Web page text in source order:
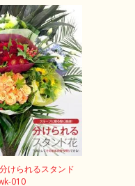
けられるスタンド
010